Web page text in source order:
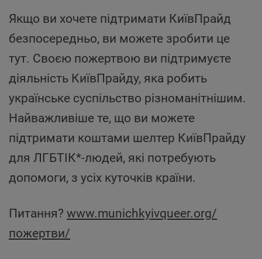
Якщо ви хочете підтримати КиївПрайд
безпосередньо, ви можете зробити це
тут. Своєю пожертвою ви підтримуєте
діяльність КиївПрайду, яка робить
українське суспільство різноманітнішим.
Найважливіше те, що ви можете
підтримати коштами шелтер КиївПрайду
для ЛГБТІК*-людей, які потребують
допомоги, з усіх куточків країни.
Питання? www.munichkyivqueer.org/
пожертви/